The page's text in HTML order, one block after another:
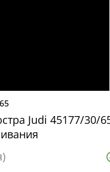
Judi 45177/30/